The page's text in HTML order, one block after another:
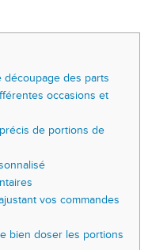
découpage des parts
occasions et
de portions de
vos commandes
bien doser les portions